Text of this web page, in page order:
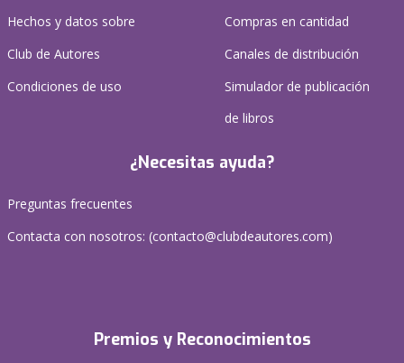
Hechos y datos sobre
Club de Autores
Condiciones de uso
Compras en cantidad
Canales de distribución
Simulador de publicación
de libros
¿Necesitas ayuda?
Preguntas frecuentes
Contacta con nosotros: (contacto@clubdeautores.com)
Premios y Reconocimientos